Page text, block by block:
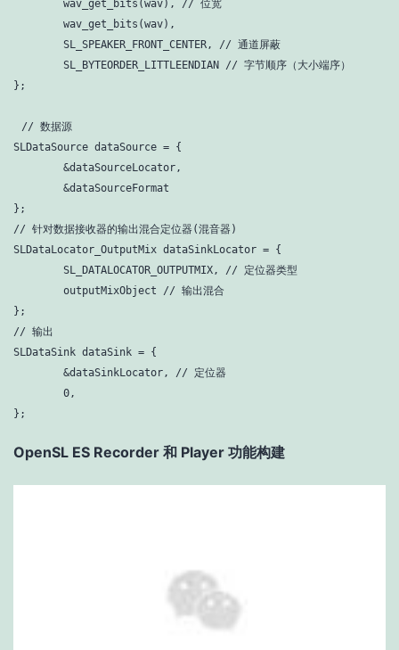
wav_get_bits(wav), // 位宽
wav_get_bits(wav),
SL_SPEAKER_FRONT_CENTER, // 通道屏蔽
SL_BYTEORDER_LITTLEENDIAN // 字节顺序（大小端序）
};
// 数据源
SLDataSource dataSource = {
&dataSourceLocator,
&dataSourceFormat
// 针对数据接收器的输出混合定位器(混音器)
SLDataLocator_OutputMix dataSinkLocator = {
SL_DATALOCATOR_OUTPUTMIX, // 定位器类型
outputMixObject // 输出混合
// 输出
SLDataSink dataSink = {
&dataSinkLocator, // 定位器
0,
};
OpenSL ES Recorder 和 Player 功能构建